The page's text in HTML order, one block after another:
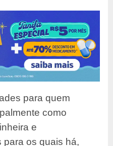
para quem
como
e
para os quais há,